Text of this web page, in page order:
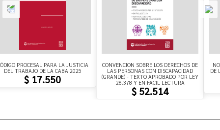
PROCESAL PARA LA JUSTICIA
DEL TRABAJO DE LA CABA 2025
$ 17.550
CONVENCION SOBRE LOS DERECHOS DE
LAS PERSONAS CON DISCAPACIDAD
(GRANDE) - TEXTO APROBADO POR LEY
26.378 Y EN FACIL LECTURA
$ 52.514
DE